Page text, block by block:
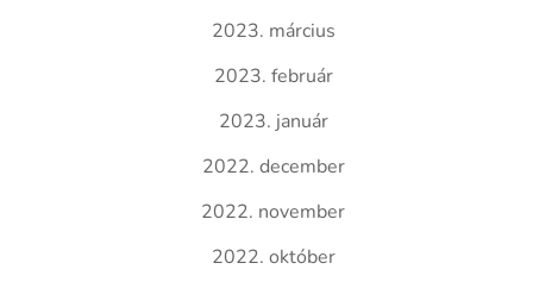
2023. március
2023. február
2023. január
2022. december
2022. november
2022. október